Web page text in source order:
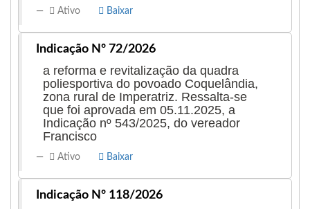
Ativo Baixar
Indicação Nº 72/2026
a reforma e revitalização da quadra
poliesportiva do povoado Coquelândia,
zona rural de Imperatriz. Ressalta-se
que foi aprovada em 05.11.2025, a
Indicação nº 543/2025, do vereador
Francisco
Ativo Baixar
Indicação Nº 118/2026